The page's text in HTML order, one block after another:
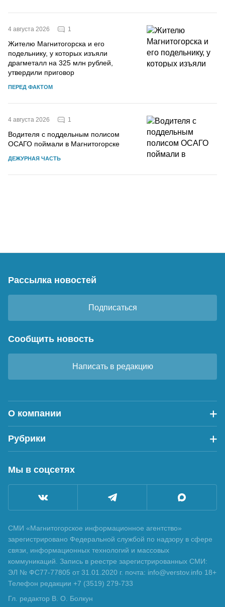
4 августа 2026 1
Жителю Магнитогорска и его
подельнику, у которых изъяли
драгметалл на 325 млн рублей,
утвердили приговор
ПЕРЕД ФАКТОМ
4 августа 2026 1
Водителя с поддельным полисом
ОСАГО поймали в Магнитогорске
ДЕЖУРНАЯ ЧАСТЬ
Рассылка новостей
Подписаться
Сообщить новость
Написать в редакцию
О компании
Рубрики
Мы в соцсетях
СМИ «Магнитогорское информационное агентство»
зарегистрировано Федеральной службой по надзору в сфере
связи, информационных технологий и массовых
коммуникаций. Запись в реестре зарегистрированных СМИ:
ЭЛ № ФС77-77805 от 31.01.2020 г. почта: info@verstov.info 18+
Телефон редакции +7 (3519) 279-733
Гл. редактор В. О. Болкун